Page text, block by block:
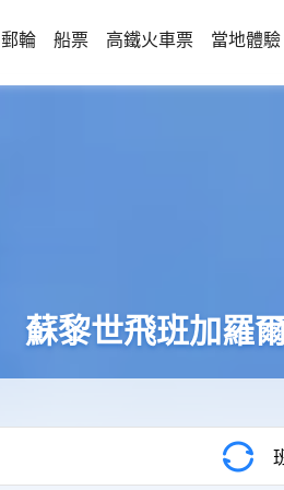
郵輪 船票 高鐵火車票 當地體驗
蘇黎世飛班加羅